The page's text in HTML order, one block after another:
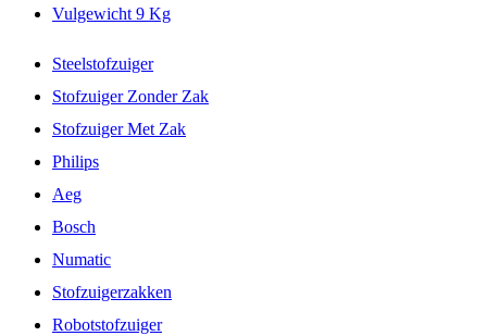
Vulgewicht 9 Kg
Steelstofzuiger
Stofzuiger Zonder Zak
Stofzuiger Met Zak
Philips
Aeg
Bosch
Numatic
Stofzuigerzakken
Robotstofzuiger